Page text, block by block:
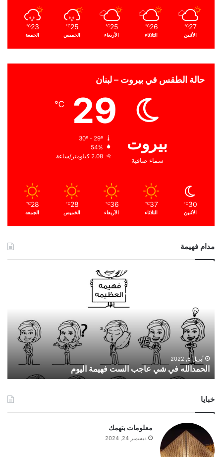
27
℃
الأثنين
26
℃
الثلاثاء
25
℃
الأربعاء
25
℃
الخميس
23
℃
الجمعة
حالة الطقس في بيروت – لبنان
بيروت
سماء صافية
29
℃
54%
2.08 كيلومتر/ساعة
30
℃
الأثنين
37
℃
الثلاثاء
36
℃
الأربعاء
28
℃
الخميس
28
℃
الجمعة
مدام فهيمة
ي
ي
ع
ب
ا
أبريل 6, 2022
الحمدالله في شي عاجب الست فهيمة اليوم
خبايا
معلومات بتهمك
ديسمبر 24, 2024